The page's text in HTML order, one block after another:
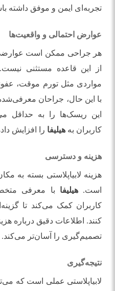
تجربه‌ای ایمن و موفق داشته
عوارض احتمالی و واقعیت‌ها
هر جراحی ممکن است عوارضی
از این قاعده مستثنی
مواردی مثل تورم موقت،
با این حال، جراحان
این ریسک‌ها را به حداقل
کاربران به هیلیفا را افزایش
هزینه و دسترسی
هزینه لابیاپلاستی بسته به
است.هیلیفا با معرفی
کاربران کمک می‌کند تا
کنند. اطلاعات دقیق درباره
تصمیم‌گیری را آسان‌تر می‌کند.
نتیجه‌گیری
لابیاپلاستی عملی است که